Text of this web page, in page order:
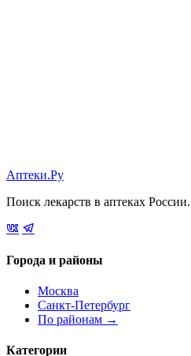
Аптеки.Ру
Поиск лекарств в аптеках
Города и районы
Москва
Санкт-Петербург
По районам →
Категории